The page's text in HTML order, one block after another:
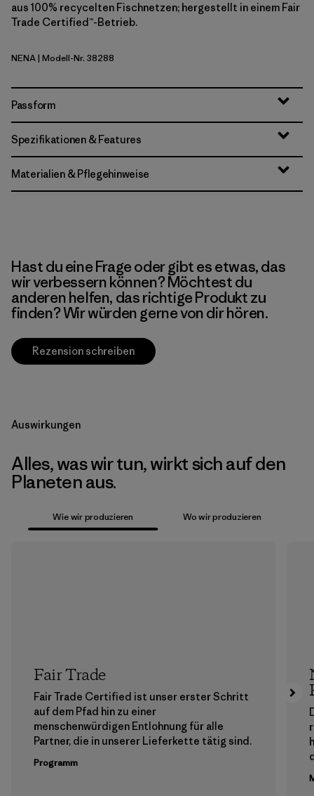
aus 100% recycelten Fischnetzen; hergestellt in einem Fair
Trade Certified™-Betrieb.
New Navy
NENA| Modell-Nr. 38288
Passform
Spezifikationen & Features
Materialien & Pflegehinweise
Hast du eine Frage oder gibt es etwas, das
wir verbessern können? Möchtest du
anderen helfen, das richtige Produkt zu
finden? Wir würden gerne von dir hören.
Rezension schreiben
Auswirkungen
Alles, was wir tun, wirkt sich auf den
Planeten aus.
Wie wir produzieren Wo wir produzieren
Fair Trade
Fair Trade Certified ist unser erster Schritt
auf dem Pfad hin zu einer
menschenwürdigen Entlohnung für alle
Partner, die in unserer Lieferkette tätig sind.
Programm